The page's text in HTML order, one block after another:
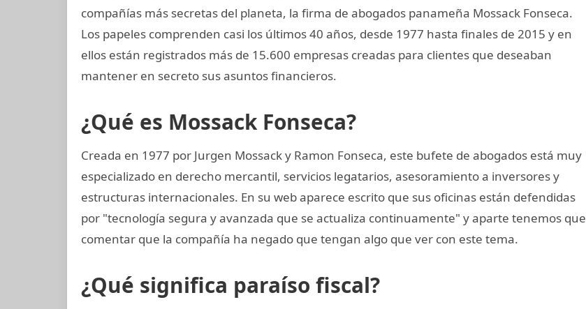
compañías más secretas del planeta, la firma de abogados panameña Mossack Fonseca.
Los papeles comprenden casi los últimos 40 años, desde 1977 hasta finales de 2015 y en
ellos están registrados más de 15.600 empresas creadas para clientes que deseaban
mantener en secreto sus asuntos financieros.
¿Qué es Mossack Fonseca?
Creada en 1977 por Jurgen Mossack y Ramon Fonseca, este bufete de abogados está muy
especializado en derecho mercantil, servicios legatarios, asesoramiento a inversores y
estructuras internacionales. En su web aparece escrito que sus oficinas están defendidas
por "tecnología segura y avanzada que se actualiza continuamente" y aparte tenemos que
comentar que la compañía ha negado que tengan algo que ver con este tema.
¿Qué significa paraíso fiscal?